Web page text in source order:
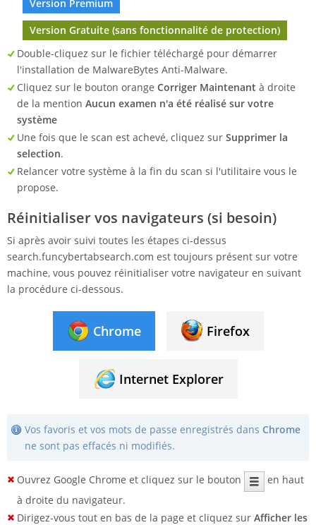
Version Premium
Version Gratuite (sans fonctionnalité de protection)
Double-cliquez sur le fichier téléchargé pour démarrer
l'installation de MalwareBytes Anti-Malware.
Cliquez sur le bouton orange Corriger Maintenant à droite
de la mention Aucun examen n'a été réalisé sur votre
système
Une fois que le scan est achevé, cliquez sur Supprimer la
selection.
Relancer votre système à la fin du scan si l'utilitaire vous le
propose.
Réinitialiser vos navigateurs (si besoin)
Si après avoir suivi toutes les étapes ci-dessus
search.funcybertabsearch.com est toujours présent sur votre
machine, vous pouvez réinitialiser votre navigateur en suivant
la procédure ci-dessous.
Chrome Firefox
Internet Explorer
Vos favoris et vos mots de passe enregistrés dans Chrome
ne sont pas effacés ni modifiés.
Ouvrez Google Chrome et cliquez sur le bouton
en haut
à droite du navigateur.
Dirigez-vous tout en bas de la page et cliquez sur Afficher les